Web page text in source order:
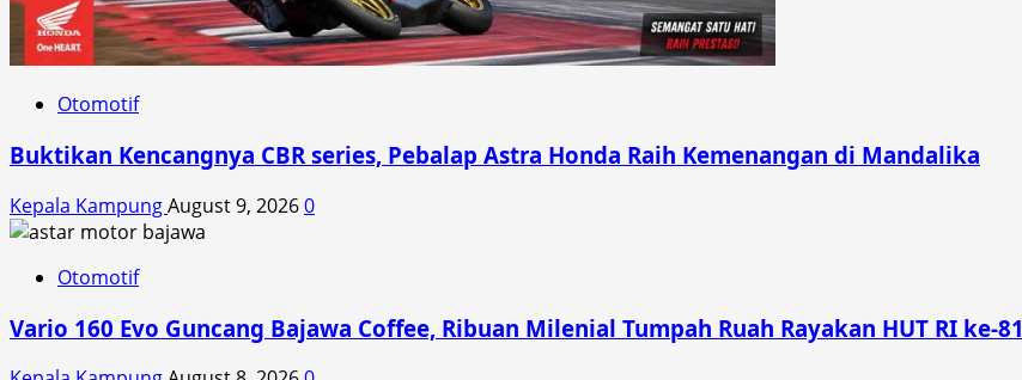
Otomotif
Buktikan Kencangnya CBR series, Pebalap Astra Honda Raih Kemenangan di Mandalika
Kepala KampungAugust 9, 20260
Otomotif
Vario 160 Evo Guncang Bajawa Coffee, Ribuan Milenial Tumpah Ruah Rayakan HUT RI ke-81